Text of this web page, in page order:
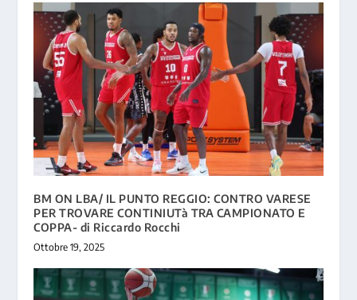
BM ON LBA/ IL PUNTO REGGIO: CONTRO VARESE
PER TROVARE CONTINIUTà TRA CAMPIONATO E
COPPA- di Riccardo Rocchi
Ottobre 19, 2025